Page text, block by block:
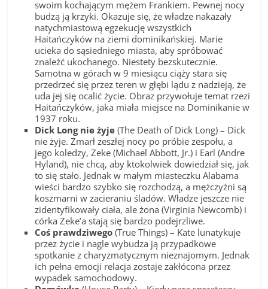
swoim kochającym mężem Frankiem. Pewnej nocy
budzą ją krzyki. Okazuje się, że władze nakazały
natychmiastową egzekucję wszystkich
Haitańczyków na ziemi dominikańskiej. Marie
ucieka do sąsiedniego miasta, aby spróbować
znaleźć ukochanego. Niestety bezskutecznie.
Samotna w górach w 9 miesiącu ciąży stara się
przedrzeć się przez teren w głębi lądu z nadzieją, że
uda jej się ocalić życie. Obraz przywołuje temat rzezi
Haitańczyków, jaka miała miejsce na Dominikanie w
1937 roku.
Dick Long nie żyje (The Death of Dick Long) – Dick
nie żyje. Zmarł zeszłej nocy po próbie zespołu, a
jego koledzy, Zeke (Michael Abbott, Jr.) i Earl (Andre
Hyland), nie chcą, aby ktokolwiek dowiedział się, jak
to się stało. Jednak w małym miasteczku Alabama
wieści bardzo szybko się rozchodzą, a mężczyźni są
koszmarni w zacieraniu śladów. Władze jeszcze nie
zidentyfikowały ciała, ale żona (Virginia Newcomb) i
córka Zeke’a stają się bardzo podejrzliwe.
Coś prawdziwego (True Things) – Kate lunatykuje
przez życie i nagle wybudza ją przypadkowe
spotkanie z charyzmatycznym nieznajomym. Jednak
ich pełna emocji relacja zostaje zakłócona przez
wypadek samochodowy.